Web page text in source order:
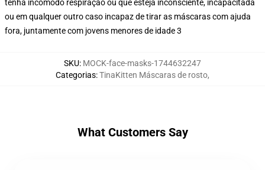
tenha incômodo respiração ou que esteja inconsciente, incapacitada
ou em qualquer outro caso incapaz de tirar as máscaras com ajuda
fora, juntamente com jovens menores de idade 3
SKU: MOCK-face-masks-1744632247
Categorias:TinaKitten Máscaras de rosto,
What Customers Say